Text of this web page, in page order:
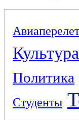
Культура
Политика
Студенты